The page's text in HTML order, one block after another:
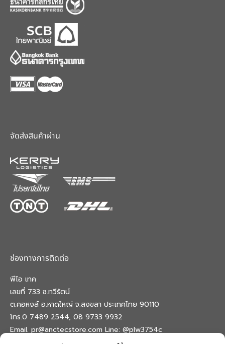
จัดส่งสินค้าผ่าน
ช่องทางการติดต่อ
พีไอ เทค
เลขที่ 733 ซ.ทวีรัตน์
ต.คอหงส์ อ.หาดใหญ่ จ.สงขลา ประเทศไทย 90110
โทร.0 7489 2544, 08 9733 9932
Email. pr@anctecstore.com Line: @plw3754c